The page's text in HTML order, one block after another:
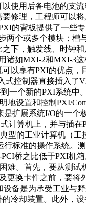
使用后备电池的支
修理，工程师可以
的背板提供了一些
两个或多个模块；
下，触发线、时钟
诸如MXI-2和MXI-3
以享有PXI的优点
控制器直接插入了
一个新的PXI系统中
地设置和控制PXI/
扩展系统I/O的一个
式计算机上，并与插
型的工业计算机（
标准的操作系统。
桥之比低于PXI机
难。首先，要从测
更换卡件之前，要
备是为承受工业与
冷却装置。此外，